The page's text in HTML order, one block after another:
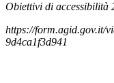
Obiettivi di accessibilità
https://form.agid.gov.it/
9d4ca1f3d941